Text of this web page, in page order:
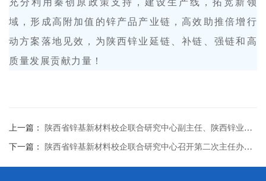
充分利用秦创原政策支持，建设生产线，拓宽新领
域，形成高附加值的锌产品产业链，高效助推倍增行
动方案落地见效，为陕西锌业延链、补链、强链和高
质量发展贡献力量！
上一篇： 陕西省锌基新材料校企联合研究中心副主任、陕西锌业有限公司副总经理张健康带队参加2023中国有色金属智库湘江论坛
下一篇： 陕西省锌基新材料校企联合研究中心召开第二次主任办公会